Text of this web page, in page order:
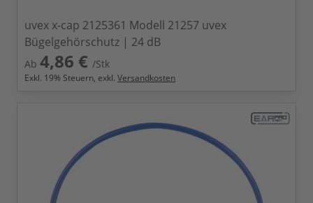
uvex x-cap 2125361 Modell 21257 uvex
Bügelgehörschutz | 24 dB
Ab 4,86 € /Stk
Exkl. 19% Steuern, exkl. Versandkosten